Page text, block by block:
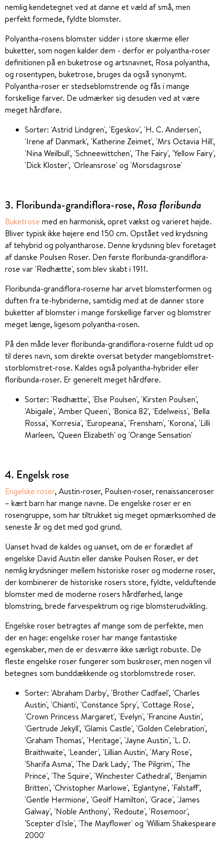
nemlig kendetegnet ved at danne et væld af små, men
perfekt formede, fyldte blomster.
Polyantha-rosens blomster sidder i store skærme eller
buketter, som nogen kalder dem - derfor er polyantha-roser
definitionen på en buketrose og artsnavnet, Rosa polyantha,
og rosentypen, buketrose, bruges da også synonymt.
Polyantha-roser er stedseblomstrende og fås i mange
forskellige farver. De udmærker sig desuden ved at være
meget hårdføre.
Sorter: 'Astrid Lindgren', 'Egeskov', 'H. C. Andersen',
'Irene af Danmark', 'Katherine Zeimet', 'Mrs Octavia Hill',
'Nina Weilbull', 'Schneewittchen', 'The Fairy', 'Yellow Fairy',
'Dick Kloster', 'Orleansrose' og 'Morsdagsrose'
3. Floribunda-grandiflora-rose,Rosa floribunda
Buketrose med en harmonisk, opret vækst og varieret højde.
Bliver typisk ikke højere end 150 cm. Opstået ved krydsning
af tehybrid og polyantharose. Denne krydsning blev foretaget
af danske Poulsen Roser. Den første floribunda-grandiflora-
rose var 'Rødhætte', som blev skabt i 1911.
Floribunda-grandiflora-roserne har arvet blomsterformen og
duften fra te-hybriderne, samtidig med at de danner store
buketter af blomster i mange forskellige farver og blomstrer
meget længe, ligesom polyantha-rosen.
På den måde lever floribunda-grandiflora-roserne fuldt ud op
til deres navn, som direkte oversat betyder mangeblomstret-
storblomstret-rose. Kaldes også polyantha-hybrider eller
floribunda-roser. Er generelt meget hårdføre.
Sorter: 'Rødhætte', 'Else Poulsen', 'Kirsten Poulsen',
'Abigaile', 'Amber Queen', 'Bonica 82', 'Edelweiss', 'Bella
Rossa', 'Korresia', 'Europeana', 'Frensham', 'Korona', 'Lilli
Marleen, 'Queen Elizabeth' og 'Orange Sensation'
4. Engelsk rose
Engelske roser, Austin-roser, Poulsen-roser, renaissanceroser
– kært barn har mange navne. De engelske roser er en
rosengruppe, som har tiltrukket sig meget opmærksomhed de
seneste år og det med god grund.
Uanset hvad de kaldes og uanset, om de er forædlet af
engelske David Austin eller danske Poulsen Roser, er det
nemlig krydsninger mellem historiske roser og moderne roser,
der kombinerer de historiske rosers store, fyldte, velduftende
blomster med de moderne rosers hårdførhed, lange
blomstring, brede farvespektrum og rige blomsterudvikling.
Engelske roser betragtes af mange som de perfekte, men
der en hage: engelske roser har mange fantastiske
egenskaber, men de er desværre ikke særligt robuste. De
fleste engelske roser fungerer som buskroser, men nogen vil
betegnes som bunddækkende og storblomstrede roser.
Sorter: 'Abraham Darby', 'Brother Cadfael', 'Charles
Austin', 'Chianti', 'Constance Spry', 'Cottage Rose',
'Crown Princess Margaret', 'Evelyn', 'Francine Austin',
'Gertrude Jekyll', 'Glamis Castle', 'Golden Celebration',
'Graham Thomas', 'Heritage', 'Jayne Austin', 'L. D.
Braithwaite', 'Leander', 'Lillian Austin', 'Mary Rose',
'Sharifa Asma', 'The Dark Lady', 'The Pilgrim', 'The
Prince', 'The Squire', 'Winchester Cathedral', 'Benjamin
Britten', 'Christopher Marlowe', 'Eglantyne', 'Falstaff',
'Gentle Hermione', 'Geolf Hamilton', 'Grace', 'James
Galway', 'Noble Anthony', 'Redoute', 'Rosemoor',
'Scepter d'Isle', 'The Mayflower' og 'William Shakespeare
2000'